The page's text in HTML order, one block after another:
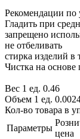
Рекомендации по
Гладить при
запрещено
не отбеливать
стирка изделий в
Чистка на основе
Вес 1 ед. 0.46
Объем 1 ед.
Кол-во товара в
Параметры
цена